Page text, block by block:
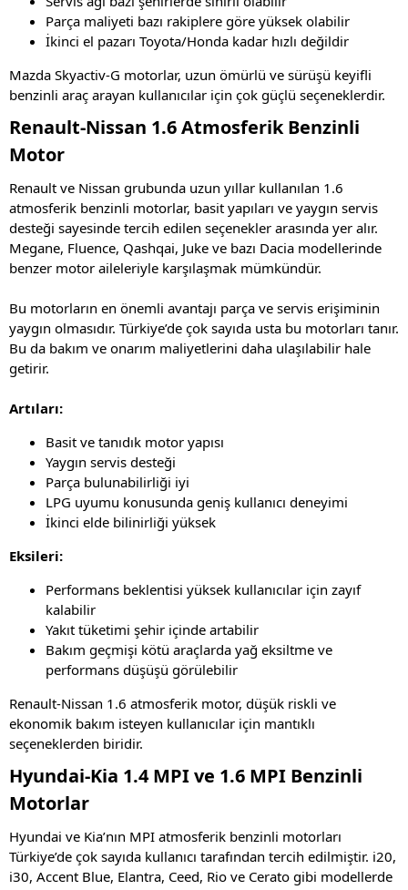
Parça maliyeti bazı rakiplere göre yüksek olabilir
İkinci el pazarı Toyota/Honda kadar hızlı değildir
Mazda Skyactiv-G motorlar, uzun ömürlü ve sürüşü keyifli
benzinli araç arayan kullanıcılar için çok güçlü seçeneklerdir.
Renault-Nissan 1.6 Atmosferik Benzinli
Motor
Renault ve Nissan grubunda uzun yıllar kullanılan 1.6
atmosferik benzinli motorlar, basit yapıları ve yaygın servis
desteği sayesinde tercih edilen seçenekler arasında yer alır.
Megane, Fluence, Qashqai, Juke ve bazı Dacia modellerinde
benzer motor aileleriyle karşılaşmak mümkündür.
Bu motorların en önemli avantajı parça ve servis erişiminin
yaygın olmasıdır. Türkiye’de çok sayıda usta bu motorları tanır.
Bu da bakım ve onarım maliyetlerini daha ulaşılabilir hale
getirir.
Artıları:
Basit ve tanıdık motor yapısı
Yaygın servis desteği
Parça bulunabilirliği iyi
LPG uyumu konusunda geniş kullanıcı deneyimi
İkinci elde bilinirliği yüksek
Eksileri:
Performans beklentisi yüksek kullanıcılar için zayıf
kalabilir
Yakıt tüketimi şehir içinde artabilir
Bakım geçmişi kötü araçlarda yağ eksiltme ve
performans düşüşü görülebilir
Renault-Nissan 1.6 atmosferik motor, düşük riskli ve
ekonomik bakım isteyen kullanıcılar için mantıklı
seçeneklerden biridir.
Hyundai-Kia 1.4 MPI ve 1.6 MPI Benzinli
Motorlar
Hyundai ve Kia’nın MPI atmosferik benzinli motorları
Türkiye’de çok sayıda kullanıcı tarafından tercih edilmiştir. i20,
i30, Accent Blue, Elantra, Ceed, Rio ve Cerato gibi modellerde